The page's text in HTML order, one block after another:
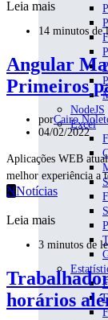
NodeJS
Excel
Leia mais
14 minutos de
Angular
Primeiros
porCairo
04/02/2022
Aplicações WEB
melhor experiência a
NNotícias
Leia mais
3 minutos de
horários